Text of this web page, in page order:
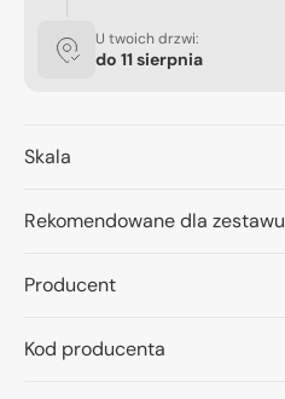
U twoich drzwi:
do 11 sierpnia
Skala
Rekomendowane dla zestawu
Producent
Kod producenta